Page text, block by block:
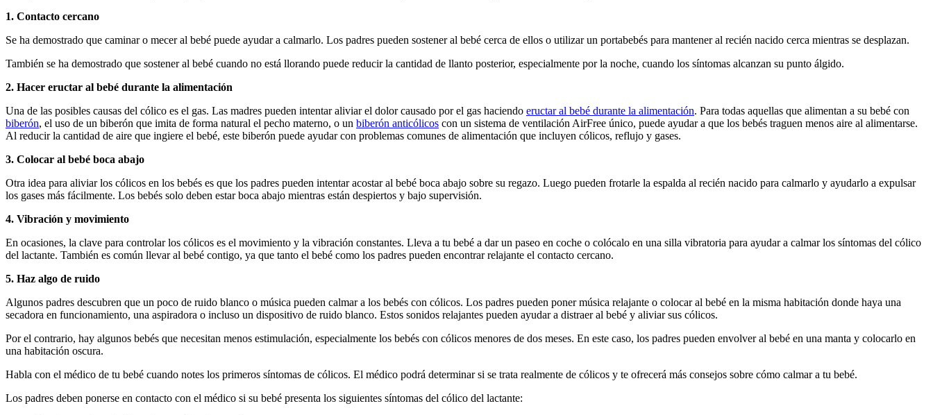
1. Contacto cercano
Se ha demostrado que caminar o mecer al bebé puede ayudar a calmarlo. Los padres pueden sostener al bebé cerca de ellos o utilizar un portabebés para mantener al recién nacido cerca mientras se desplazan.
También se ha demostrado que sostener al bebé cuando no está llorando puede reducir la cantidad de llanto posterior, especialmente por la noche, cuando los síntomas alcanzan su punto álgido.
2. Hacer eructar al bebé durante la alimentación
Una de las posibles causas del cólico es el gas. Las madres pueden intentar aliviar el dolor causado por el gas haciendo eructar al bebé durante la alimentación
biberón, el uso de un biberón que imita de forma natural el pecho materno, o un biberón anticólicos con un sistema de ventilación AirFree único, puede ayudar a que los bebés traguen menos aire al alimentarse.
Al reducir la cantidad de aire que ingiere el bebé, este biberón puede ayudar con problemas comunes de alimentación que incluyen cólicos, reflujo y gases.
3. Colocar al bebé boca abajo
Otra idea para aliviar los cólicos en los bebés es que los padres pueden intentar acostar al bebé boca abajo sobre su regazo. Luego pueden frotarle la espalda al recién nacido para calmarlo y ayudarlo a expulsar
los gases más fácilmente. Los bebés solo deben estar boca abajo mientras están despiertos y bajo supervisión.
4. Vibración y movimiento
En ocasiones, la clave para controlar los cólicos es el movimiento y la vibración constantes. Lleva a tu bebé a dar un paseo en coche o colócalo en una silla vibratoria para ayudar a calmar los síntomas del cólico
del lactante. También es común llevar al bebé contigo, ya que tanto el bebé como los padres pueden encontrar relajante el contacto cercano.
5. Haz algo de ruido
Algunos padres descubren que un poco de ruido blanco o música pueden calmar a los bebés con cólicos. Los padres pueden poner música relajante o colocar al bebé en la misma habitación donde haya una
secadora en funcionamiento, una aspiradora o incluso un dispositivo de ruido blanco. Estos sonidos relajantes pueden ayudar a distraer al bebé y aliviar sus cólicos.
Por el contrario, hay algunos bebés que necesitan menos estimulación, especialmente los bebés con cólicos menores de dos meses. En este caso, los padres pueden envolver al bebé en una manta y colocarlo en
una habitación oscura.
Habla con el médico de tu bebé cuando notes los primeros síntomas de cólicos. El médico podrá determinar si se trata realmente de cólicos y te ofrecerá más consejos sobre cómo calmar a tu bebé.
Los padres deben ponerse en contacto con el médico si su bebé presenta los siguientes síntomas del cólico del lactante: